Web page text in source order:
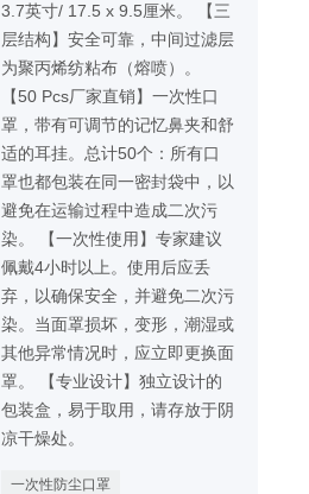
3.7英寸/ 17.5 x 9.5厘米。 【三
层结构】安全可靠，中间过滤层
为聚丙烯纺粘布（熔喷）。
【50 Pcs厂家直销】一次性口
罩，带有可调节的记忆鼻夹和舒
适的耳挂。总计50个：所有口
罩也都包装在同一密封袋中，以
避免在运输过程中造成二次污
染。 【一次性使用】专家建议
佩戴4小时以上。使用后应丢
弃，以确保安全，并避免二次污
染。当面罩损坏，变形，潮湿或
其他异常情况时，应立即更换面
罩。 【专业设计】独立设计的
包装盒，易于取用，请存放于阴
凉干燥处。
一次性防尘口罩